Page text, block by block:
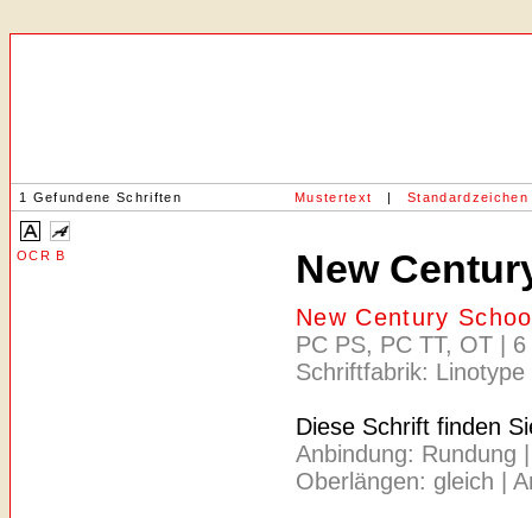
1 Gefundene Schriften Mustertext | Standardzeichen
OCR B New
New Century
PC PS, PC TT, OT |
Schriftfabrik: Linotype
Diese Schrift finden
Anbindung: Rundung
Oberlängen: gleich |